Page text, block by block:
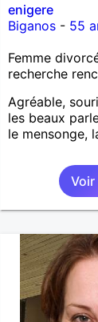
enigere
Biganos- 55
Femme
recherche
Agréable,
les beaux
le mensonge,